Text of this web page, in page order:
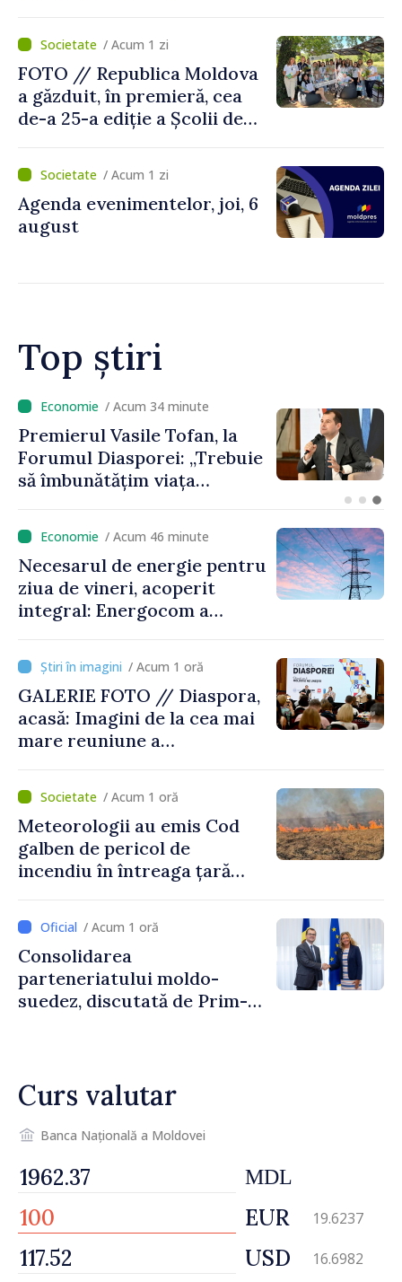
/ Acum 1 zi
FOTO // Republica Moldova
a găzduit, în premieră, cea
de-a 25-a ediție a Școlii de
/ Acum 1 zi
Agenda evenimentelor, joi, 6
august
Top știri
/ Acum 17 minute
Un specialist din diaspora își
propune să revină în
Republica Moldova pentru a
registrului naval național
/ Acum 46 minute
Necesarul de energie pentru
ziua de vineri, acoperit
integral: Energocom a
/ Acum 1 oră
GALERIE FOTO // Diaspora,
acasă: Imagini de la cea mai
mare reuniune a
hotare
/ Acum 1 oră
Meteorologii au emis Cod
galben de pericol de
incendiu în întreaga țară
/ Acum 1 oră
Consolidarea
parteneriatului moldo-
suedez, discutată de Prim-
Curs valutar
Banca Națională a Moldovei
MDL
EUR 19.6237
USD 16.6982